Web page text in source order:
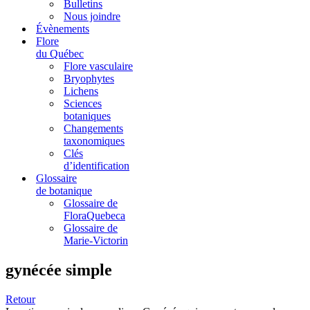
Bulletins
Nous joindre
Évènements
Flore
du Québec
Flore vasculaire
Bryophytes
Lichens
Sciences
botaniques
Changements
taxonomiques
Clés
d’identification
Glossaire
de botanique
Glossaire de
FloraQuebeca
Glossaire de
Marie-Victorin
gynécée simple
Retour